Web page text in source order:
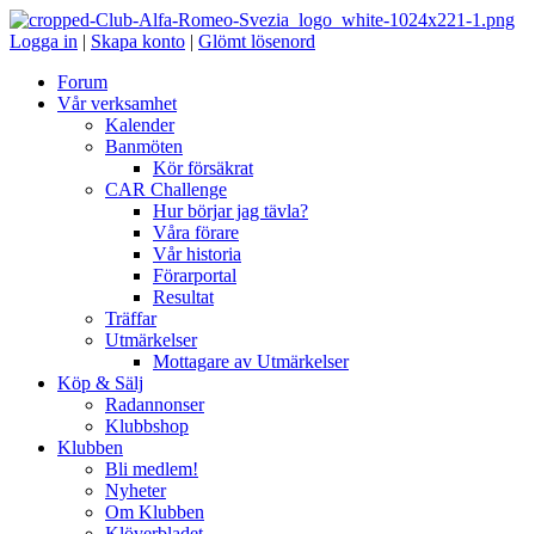
Logga in | Skapa konto | Glömt lösenord
Forum
Vår verksamhet
Kalender
Banmöten
Kör försäkrat
CAR Challenge
Hur börjar jag tävla?
Våra förare
Vår historia
Förarportal
Resultat
Träffar
Utmärkelser
Mottagare av Utmärkelser
Köp & Sälj
Radannonser
Klubbshop
Klubben
Bli medlem!
Nyheter
Om Klubben